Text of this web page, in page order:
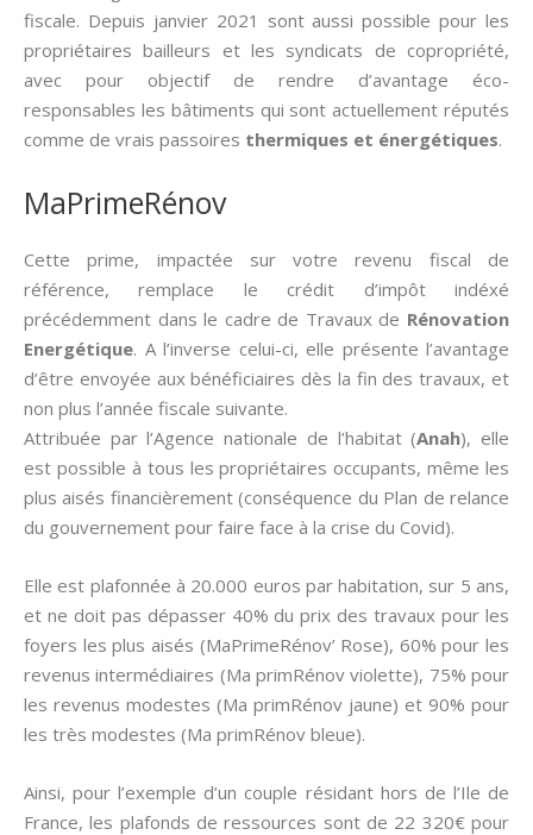
fiscale. Depuis janvier 2021 sont aussi possible pour les
propriétaires bailleurs et les syndicats de copropriété,
avec pour objectif de rendre d’avantage éco-
responsables les bâtiments qui sont actuellement réputés
comme de vrais passoires thermiques et énergétiques.
MaPrimeRénov
Cette prime, impactée sur votre revenu fiscal de
référence, remplace le crédit d’impôt indéxé
précédemment dans le cadre de Travaux de Rénovation
Energétique. A l’inverse celui-ci, elle présente l’avantage
d’être envoyée aux bénéficiaires dès la fin des travaux, et
non plus l’année fiscale suivante.
Attribuée par l’Agence nationale de l’habitat (Anah), elle
est possible à tous les propriétaires occupants, même les
plus aisés financièrement (conséquence du Plan de relance
du gouvernement pour faire face à la crise du Covid).
Elle est plafonnée à 20.000 euros par habitation, sur 5 ans,
et ne doit pas dépasser 40% du prix des travaux pour les
foyers les plus aisés (MaPrimeRénov’ Rose), 60% pour les
revenus intermédiaires (Ma primRénov violette), 75% pour
les revenus modestes (Ma primRénov jaune) et 90% pour
les très modestes (Ma primRénov bleue).
Ainsi, pour l’exemple d’un couple résidant hors de l’Ile de
France, les plafonds de ressources sont de 22 320€ pour